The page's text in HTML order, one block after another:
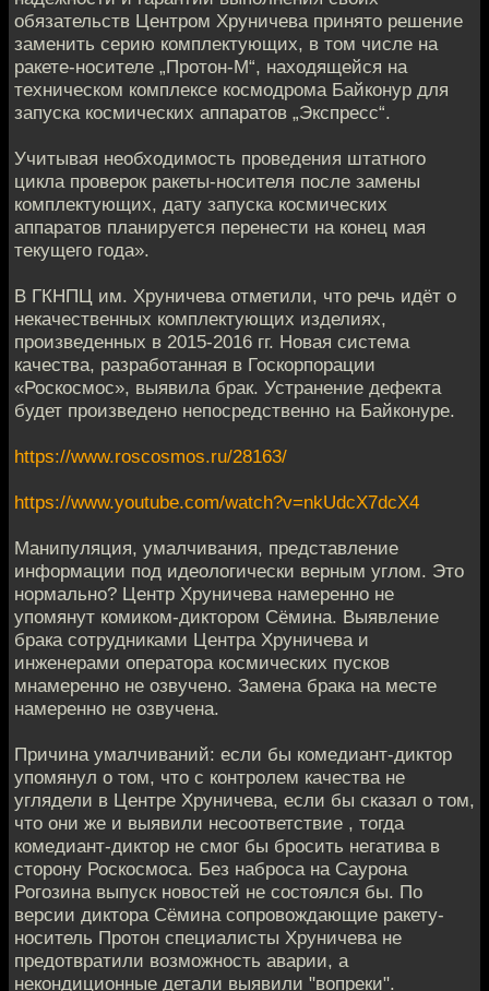
обязательств Центром Хруничева принято решение
заменить серию комплектующих, в том числе на
ракете-носителе „Протон-М“, находящейся на
техническом комплексе космодрома Байконур для
запуска космических аппаратов „Экспресс“.
Учитывая необходимость проведения штатного
цикла проверок ракеты-носителя после замены
комплектующих, дату запуска космических
аппаратов планируется перенести на конец мая
текущего года».
В ГКНПЦ им. Хруничева отметили, что речь идёт о
некачественных комплектующих изделиях,
произведенных в 2015-2016 гг. Новая система
качества, разработанная в Госкорпорации
«Роскосмос», выявила брак. Устранение дефекта
будет произведено непосредственно на Байконуре.
https://www.roscosmos.ru/28163/
https://www.youtube.com/watch?v=nkUdcX7dcX4
Манипуляция, умалчивания, представление
информации под идеологически верным углом. Это
нормально? Центр Хруничева намеренно не
упомянут комиком-диктором Сёмина. Выявление
брака сотрудниками Центра Хруничева и
инженерами оператора космических пусков
мнамеренно не озвучено. Замена брака на месте
намеренно не озвучена.
Причина умалчиваний: если бы комедиант-диктор
упомянул о том, что с контролем качества не
углядели в Центре Хруничева, если бы сказал о том,
что они же и выявили несоответствие , тогда
комедиант-диктор не смог бы бросить негатива в
сторону Роскосмоса. Без наброса на Саурона
Рогозина выпуск новостей не состоялся бы. По
версии диктора Сёмина сопровождающие ракету-
носитель Протон специалисты Хруничева не
предотвратили возможность аварии, а
некондиционные детали выявили "вопреки".